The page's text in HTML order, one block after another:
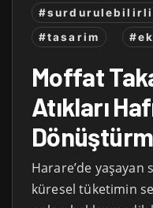
#tasarim
Moffat
Atıkları
Harare’de yaşayan
küresel tüketimin